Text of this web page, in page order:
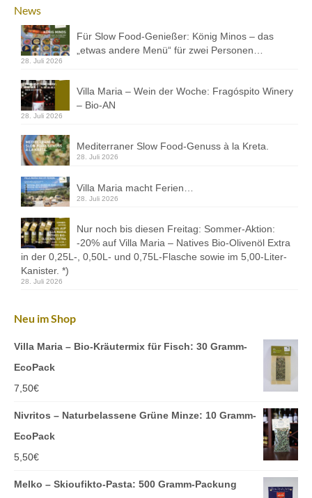
News
Für Slow Food-Genießer: König Minos – das
„etwas andere Menü“ für zwei Personen…
28. Juli 2026
Villa Maria – Wein der Woche: Fragóspito Winery
– Bio-AN
28. Juli 2026
Mediterraner Slow Food-Genuss à la Kreta.
28. Juli 2026
Villa Maria macht Ferien…
28. Juli 2026
Nur noch bis diesen Freitag: Sommer-Aktion:
-20% auf Villa Maria – Natives Bio-Olivenöl Extra
in der 0,25L-, 0,50L- und 0,75L-Flasche sowie im 5,00-Liter-
Kanister. *)
28. Juli 2026
Neu im Shop
Villa Maria – Bio-Kräutermix für Fisch: 30 Gramm-
EcoPack
7,50€
Nivritos – Naturbelassene Grüne Minze: 10 Gramm-
EcoPack
5,50€
Melko – Skioufikto-Pasta: 500 Gramm-Packung